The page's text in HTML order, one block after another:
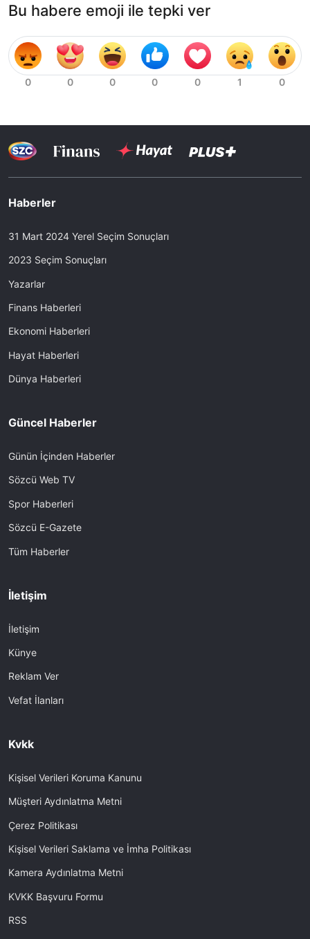
Bu habere emoji ile tepki ver
Haberler
31 Mart 2024 Yerel Seçim Sonuçları
2023 Seçim Sonuçları
Yazarlar
Finans Haberleri
Ekonomi Haberleri
Hayat Haberleri
Dünya Haberleri
Güncel Haberler
Günün İçinden Haberler
Sözcü Web TV
Spor Haberleri
Sözcü E-Gazete
Tüm Haberler
İletişim
İletişim
Künye
Reklam Ver
Vefat İlanları
Kvkk
Kişisel Verileri Koruma Kanunu
Müşteri Aydınlatma Metni
Çerez Politikası
Kişisel Verileri Saklama ve İmha Politikası
Kamera Aydınlatma Metni
KVKK Başvuru Formu
RSS